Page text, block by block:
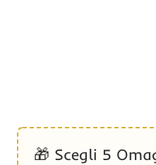
🎁 Scegli 5